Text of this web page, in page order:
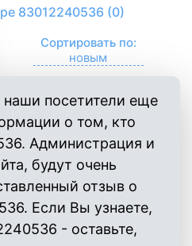
83012240536 (0)
Сортировать по:
посетители еще
о том, кто
Администрация и
будут очень
отзыв о
Если Вы узнаете,
- оставьте,